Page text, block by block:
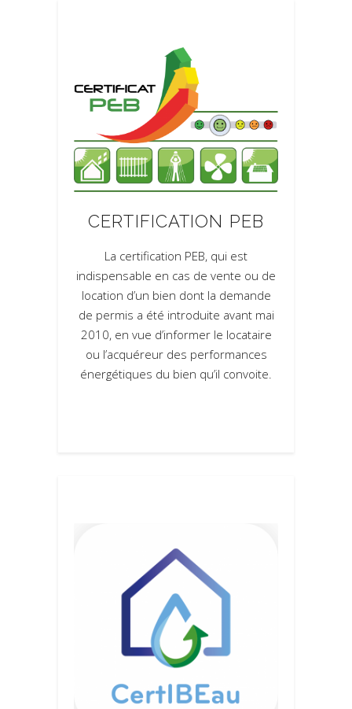
CERTIFICATION PEB
La certification PEB, qui est
indispensable en cas de vente ou de
location d’un bien dont la demande
de permis a été introduite avant mai
2010, en vue d’informer le locataire
ou l’acquéreur des performances
énergétiques du bien qu’il convoite.